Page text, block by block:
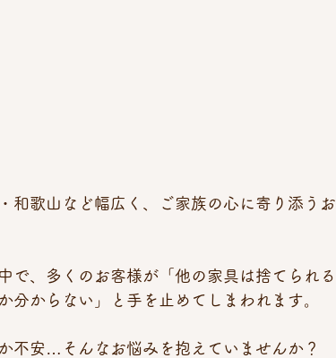
和歌山など幅広く、ご家族の心に寄り添うお
で、多くのお客様が「他の家具は捨てられる
分からない」と手を止めてしまわれます。
不安…そんなお悩みを抱えていませんか？